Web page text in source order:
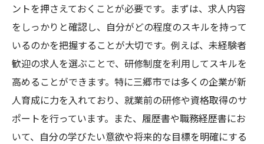
ントを押さえておくことが必要です。まずは、求人内容
をしっかりと確認し、自分がどの程度のスキルを持って
いるのかを把握することが大切です。例えば、未経験者
歓迎の求人を選ぶことで、研修制度を利用してスキルを
高めることができます。特に三郷市では多くの企業が新
人育成に力を入れており、就業前の研修や資格取得のサ
ポートを行っています。また、履歴書や職務経歴書にお
いて、自分の学びたい意欲や将来的な目標を明確にする